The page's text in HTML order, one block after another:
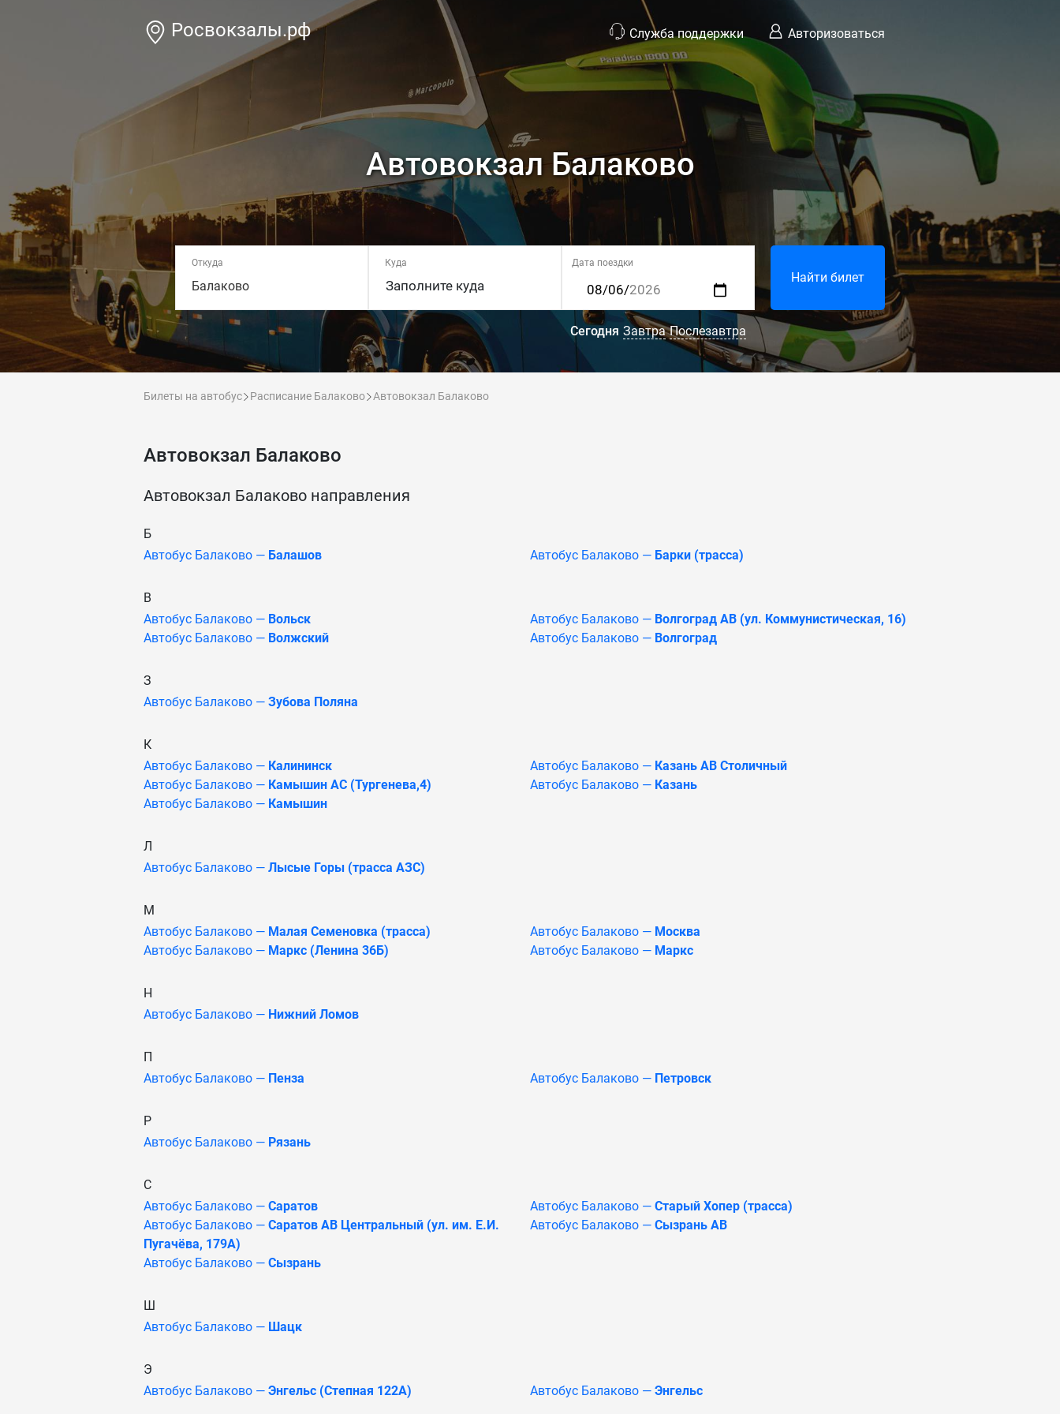
Росвокзалы.рф Служба поддержки Авторизоваться
Автовокзал Балаково
Откуда
Балаково
Куда Дата поездки
Найти билет
Сегодня Завтра Послезавтра
Билеты на автобус Расписание Балаково Автовокзал Балаково
Автовокзал Балаково
Автовокзал Балаково направления
Б
Автобус Балаково — Балашов Автобус Балаково — Барки (трасса)
В
Автобус Балаково — Вольск Автобус Балаково — Волгоград АВ (ул. Коммунистическая, 16)
Автобус Балаково — Волжский Автобус Балаково — Волгоград
З
Автобус Балаково — Зубова Поляна
К
Автобус Балаково — Калининск Автобус Балаково — Казань АВ Столичный
Автобус Балаково — Камышин АС (Тургенева,4) Автобус Балаково — Казань
Автобус Балаково — Камышин
Л
Автобус Балаково — Лысые Горы (трасса АЗС)
М
Автобус Балаково — Малая Семеновка (трасса) Автобус Балаково — Москва
Автобус Балаково — Маркс (Ленина 36Б) Автобус Балаково — Маркс
Н
Автобус Балаково — Нижний Ломов
П
Автобус Балаково — Пенза Автобус Балаково — Петровск
Р
Автобус Балаково — Рязань
С
Автобус Балаково — Саратов Автобус Балаково — Старый Хопер (трасса)
Автобус Балаково — Саратов АВ Центральный (ул. им. Е.И.
Пугачёва, 179А)
Автобус Балаково — Сызрань АВ
Автобус Балаково — Сызрань
Ш
Автобус Балаково — Шацк
Э
Автобус Балаково — Энгельс (Степная 122А) Автобус Балаково — Энгельс